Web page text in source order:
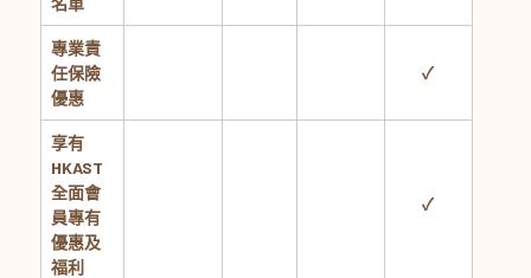
專業責
任保險
優惠
✓
享有
HKAST
全面會
員專有
優惠及
福利
✓